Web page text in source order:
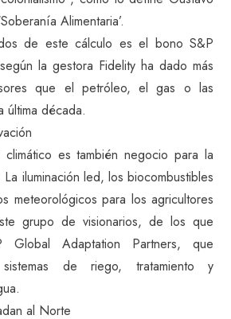
Alimentaria’.
de este cálculo es el bono S&P
la gestora Fidelity ha dado más
que el petróleo, el gas o las
última década.
es también negocio para la
iluminación led, los biocombustibles
meteorológicos para los agricultores
grupo de visionarios, de los que
Global Adaptation Partners, que
de riego, tratamiento y
al Norte